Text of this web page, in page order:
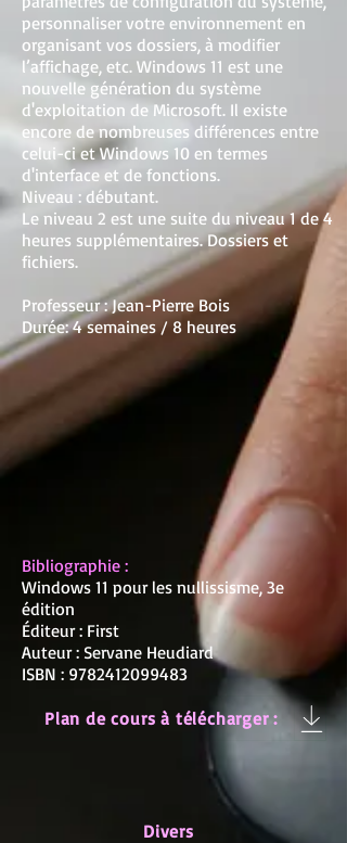
personnaliser votre environnement en
organisant vos dossiers, à modifier
l’affichage, etc. Windows 11 est une
nouvelle génération du système
d'exploitation de Microsoft. Il existe
encore de nombreuses différences entre
celui-ci et Windows 10 en termes
d'interface et de fonctions.
Niveau : débutant.
Le niveau 2 est une suite du niveau 1 de 4
heures supplémentaires. Dossiers et
fichiers.
Professeur : Jean-Pierre Bois
Durée: 4 semaines / 8 heures
Bibliographie :
Windows 11 pour les nullissisme, 3e
édition
Éditeur : First
Auteur : Servane Heudiard
ISBN : 9782412099483
Plan de cours à télécharger :
Divers